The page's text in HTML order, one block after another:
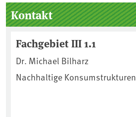
Seitenleiste
Kontakt
Fachgebiet III 1.1
Dr. Michael Bilharz
Nachhaltige Konsumstrukturen